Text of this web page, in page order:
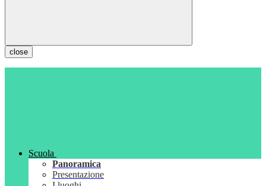
close
Scuola
Panoramica
Presentazione